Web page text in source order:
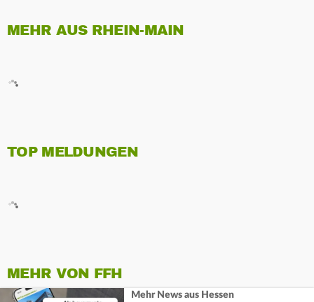
MEHR AUS RHEIN-MAIN
TOP MELDUNGEN
MEHR VON FFH
Mehr News aus Hessen